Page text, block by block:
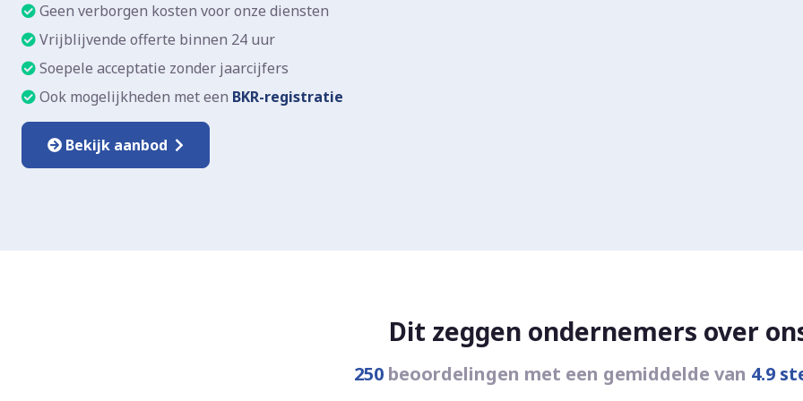
Geen verborgen kosten voor onze diensten
Vrijblijvende offerte binnen 24 uur
Soepele acceptatie zonder jaarcijfers
Ook mogelijkheden met een BKR-registratie
Bekijk aanbod
Dit zeggen ondernemers over
250beoordelingen met een gemiddelde van 4.9